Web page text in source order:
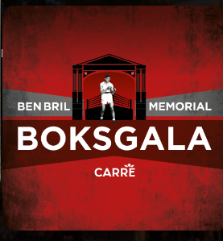
Heeft u een vraag?
📩info@benbrilmemorial.nl